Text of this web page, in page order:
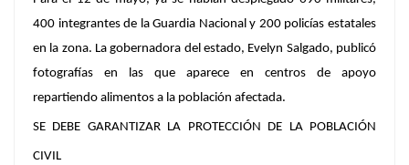
400 integrantes de la Guardia Nacional y 200 policías estatales
en la zona. La gobernadora del estado, Evelyn Salgado, publicó
fotografías en las que aparece en centros de apoyo
repartiendo alimentos a la población afectada.
SE DEBE GARANTIZAR LA PROTECCIÓN DE LA POBLACIÓN
CIVIL